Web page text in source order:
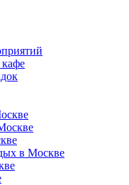
в Москве